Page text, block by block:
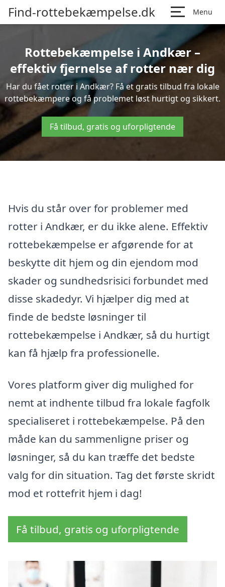
Find-rottebekæmpelse.dk Menu
Rottebekæmpelse i Andkær –
effektiv fjernelse af rotter nær dig
Har du fået rotter i Andkær? Få et gratis tilbud fra lokale
rottebekæmpere og få problemet løst hurtigt og sikkert.
Få tilbud, gratis og uforpligtende
Hvis du står over for problemer med
rotter i Andkær, er du ikke alene. Effektiv
rottebekæmpelse er afgørende for at
beskytte dit hjem og din ejendom mod
skader og sundhedsrisici forbundet med
disse skadedyr. Vi hjælper dig med at
finde de bedste løsninger til
rottebekæmpelse i Andkær, så du hurtigt
kan få hjælp fra professionelle.
Vores platform giver dig mulighed for
nemt at indhente tilbud fra lokale fagfolk
specialiseret i rottebekæmpelse. På den
måde kan du sammenligne priser og
løsninger, så du kan træffe det bedste
valg for din situation. Tag det første skridt
mod et rottefrit hjem i dag!
Få tilbud, gratis og uforpligtende